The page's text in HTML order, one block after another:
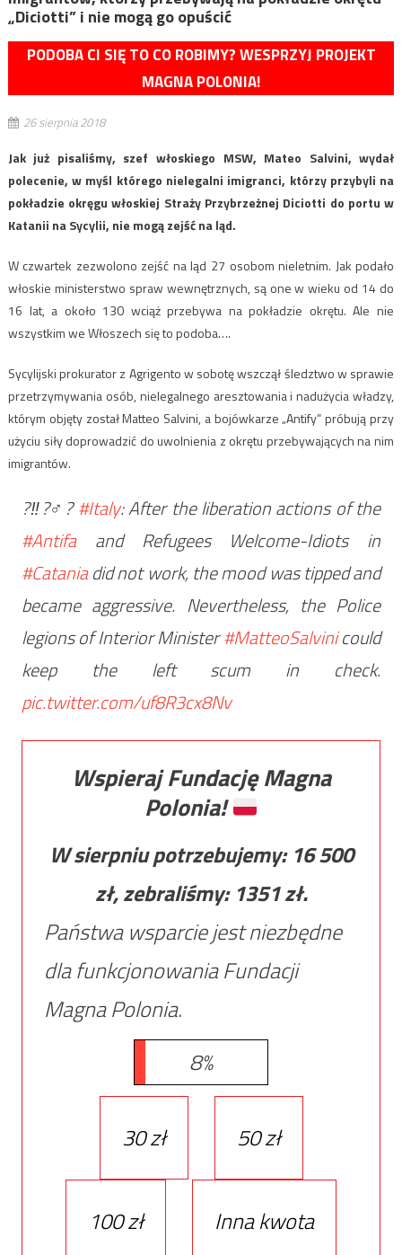
„Diciotti” i nie mogą go opuścić
PODOBA CI SIĘ TO CO ROBIMY? WESPRZYJ PROJEKT
MAGNA POLONIA!
26 sierpnia 2018
Jak już pisaliśmy, szef włoskiego MSW, Mateo Salvini, wydał
polecenie, w myśl którego nielegalni imigranci, którzy przybyli na
pokładzie okręgu włoskiej Straży Przybrzeżnej Diciotti do portu w
Katanii na Sycylii, nie mogą zejść na ląd.
W czwartek zezwolono zejść na ląd 27 osobom nieletnim. Jak podało
włoskie ministerstwo spraw wewnętrznych, są one w wieku od 14 do
16 lat, a około 130 wciąż przebywa na pokładzie okrętu. Ale nie
wszystkim we Włoszech się to podoba….
Sycylijski prokurator z Agrigento w sobotę wszczął śledztwo w sprawie
przetrzymywania osób, nielegalnego aresztowania i nadużycia władzy,
którym objęty został Matteo Salvini, a bojówkarze „Antify” próbują przy
użyciu siły doprowadzić do uwolnienia z okrętu przebywających na nim
imigrantów.
?‼?‍♂️?#Italy: After the liberation actions of the
#Antifaand Refugees Welcome-Idiots in
#Cataniadid not work, the mood was tipped and
became aggressive. Nevertheless, the Police
legions of Interior Minister#MatteoSalvinicould
keep the left scum in check.
pic.twitter.com/uf8R3cx8Nv
Wspieraj Fundację Magna
Polonia!
W sierpniu potrzebujemy: 16 500
zł, zebraliśmy: 1351zł.
Państwa wsparcie jest niezbędne
dla funkcjonowania Fundacji
Magna Polonia.
8%
30 zł 50 zł
100 zł Inna kwota